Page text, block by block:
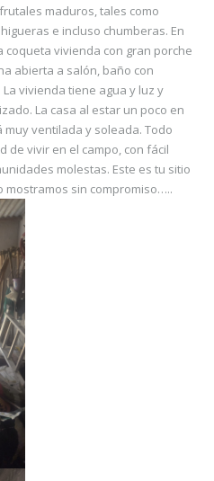
maduros, tales como
e incluso chumberas. En
vivienda con gran porche
abierta a salón, baño con
vivienda tiene agua y luz y
La casa al estar un poco en
ventilada y soleada. Todo
de vivir en el campo, con fácil
molestas. Este es tu sitio
mostramos sin compromiso…..